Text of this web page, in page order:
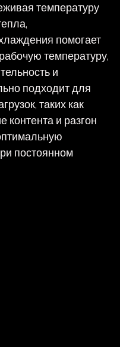
температуру
помогает
температуру,
и
подходит для
таких как
контента и разгон
постоянном